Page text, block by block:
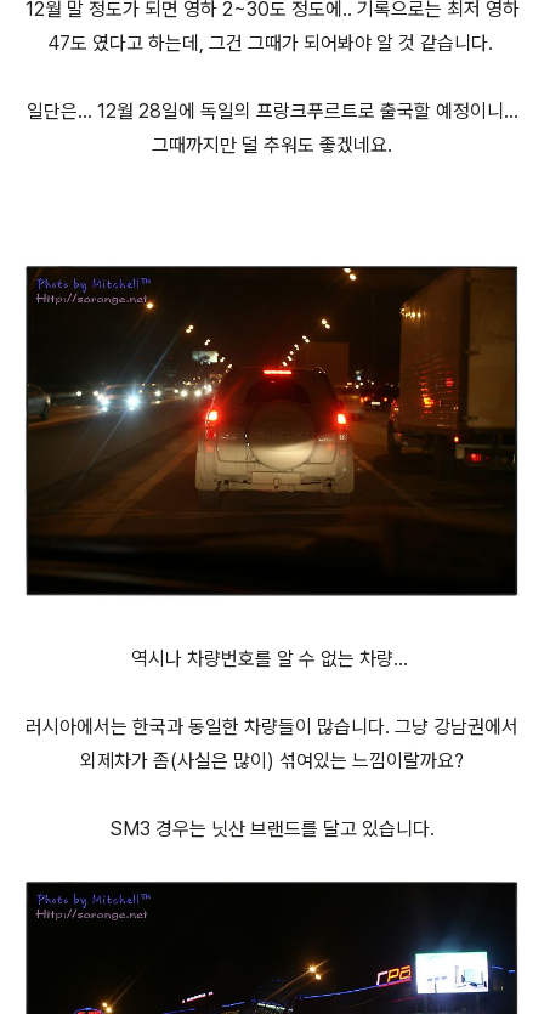
12월 말 정도가 되면 영하 2~30도 정도에.. 기록으로는 최저 영하
47도 였다고 하는데, 그건 그때가 되어봐야 알 것 같습니다.
일단은... 12월 28일에 독일의 프랑크푸르트로 출국할 예정이니...
그때까지만 덜 추워도 좋겠네요.
역시나 차량번호를 알 수 없는 차량...
러시아에서는 한국과 동일한 차량들이 많습니다. 그냥 강남권에서
외제차가 좀(사실은 많이) 섞여있는 느낌이랄까요?
SM3 경우는 닛산 브랜드를 달고 있습니다.